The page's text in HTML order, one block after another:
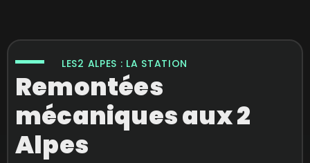
LES2 ALPES : LA STATION
Remontées
mécaniques aux 2
Alpes